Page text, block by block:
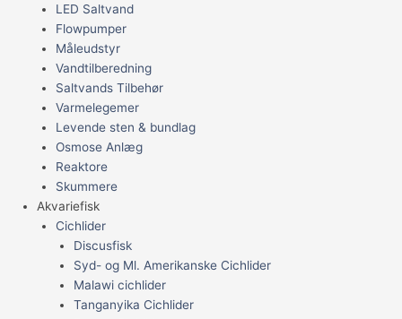
LED Saltvand
Flowpumper
Måleudstyr
Vandtilberedning
Saltvands Tilbehør
Varmelegemer
Levende sten & bundlag
Osmose Anlæg
Reaktore
Skummere
Akvariefisk
Cichlider
Discusfisk
Syd- og Ml. Amerikanske Cichlider
Malawi cichlider
Tanganyika Cichlider